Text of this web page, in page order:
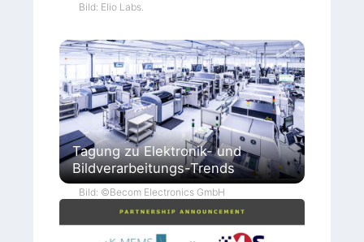
Bild: Elio Labs.
Tagung zu Elektronik- und
Bildverarbeitungs-Trends
Bild: ©Becom Electronics GmbH